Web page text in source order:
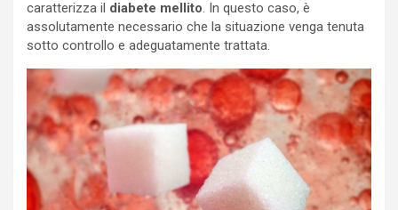
caratterizza il diabete mellito. In questo caso, è
assolutamente necessario che la situazione venga tenuta
sotto controllo e adeguatamente trattata.